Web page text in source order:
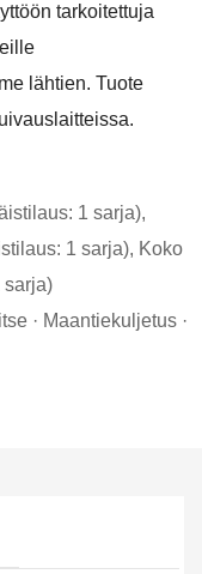
tarkoitettuja
lähtien. Tuote
1 sarja),
1 sarja), Koko
sarja)
· Maantiekuljetus ·